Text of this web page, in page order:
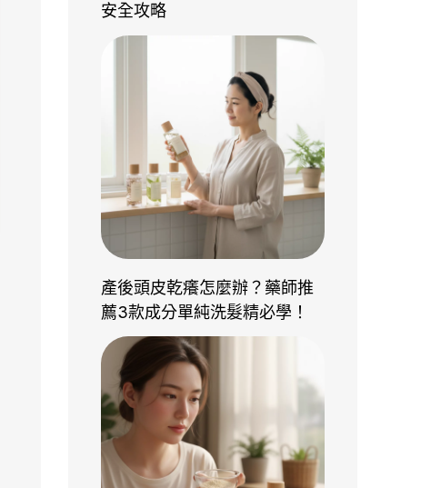
安全攻略
產後頭皮乾癢怎麼辦？藥師推
薦3款成分單純洗髮精必學！